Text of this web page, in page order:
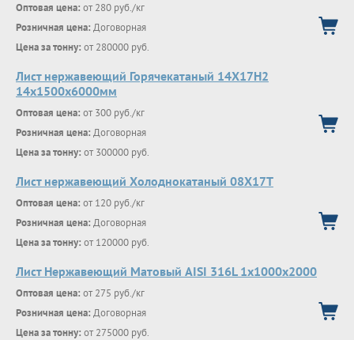
Оптовая цена: от 280 руб./кг
Розничная цена: Договорная
Цена за тонну: от 280000 руб.
Лист нержавеющий Горячекатаный 14Х17Н2
14x1500x6000мм
Оптовая цена: от 300 руб./кг
Розничная цена: Договорная
Цена за тонну: от 300000 руб.
Лист нержавеющий Холоднокатаный 08X17T
Оптовая цена: от 120 руб./кг
Розничная цена: Договорная
Цена за тонну: от 120000 руб.
Лист Нержавеющий Матовый AISI 316L 1х1000х2000
Оптовая цена: от 275 руб./кг
Розничная цена: Договорная
Цена за тонну: от 275000 руб.